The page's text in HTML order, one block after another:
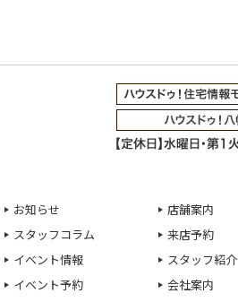
お知らせ
スタッフコラム
イベント情報
イベント予約
店舗案内
来店予約
スタッフ紹介
会社案内